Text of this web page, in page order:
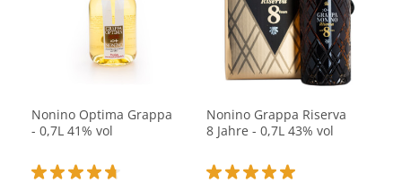
Nonino Optima Grappa
- 0,7L 41% vol
Nonino Grappa Riserva
8 Jahre - 0,7L 43% vol